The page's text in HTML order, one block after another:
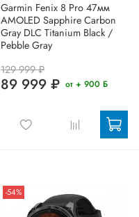
Garmin Fenix 8 Pro 47мм
AMOLED Sapphire Carbon
Gray DLC Titanium Black /
Pebble Gray
129 999 ₽
89 999 ₽ от + 900 Б
-54%